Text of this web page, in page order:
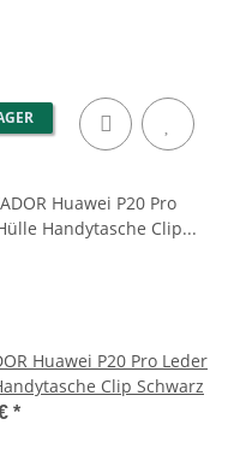
Huawei P20 Pro Leder
Clip Schwarz
*
Echt Leder
Klett 6.9